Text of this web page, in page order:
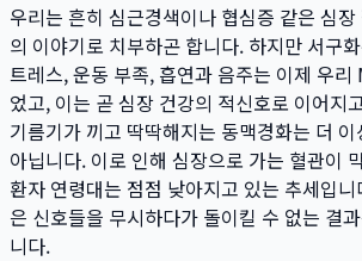
우리는 흔히 심근경색이나 협심증 같은 심
의 이야기로 치부하곤 합니다. 하지만 서구
트레스, 운동 부족, 흡연과 음주는 이제 우리
었고, 이는 곧 심장 건강의 적신호로 이어지
기름기가 끼고 딱딱해지는 동맥경화는 더
아닙니다. 이로 인해 심장으로 가는 혈관이
환자 연령대는 점점 낮아지고 있는 추세입
은 신호들을 무시하다가 돌이킬 수 없는 결
니다.